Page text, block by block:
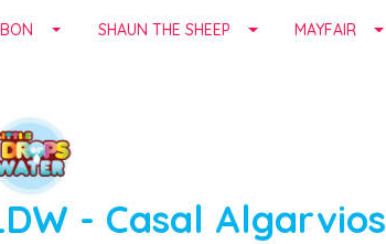
SHAUN THE SHEEP MAYFAIR
- Casal Algarvios